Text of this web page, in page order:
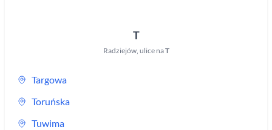
T
Radziejów, ulice naT
Targowa
Toruńska
Tuwima